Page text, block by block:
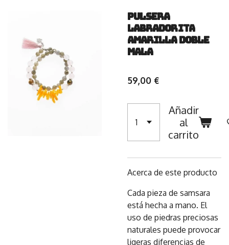
Pulsera
Labradorita
amarilla doble
Mala
59,00 €
Añadir
al
carrito
Acerca de este producto
Cada pieza de samsara
está hecha a mano. El
uso de piedras preciosas
naturales puede provocar
ligeras diferencias de